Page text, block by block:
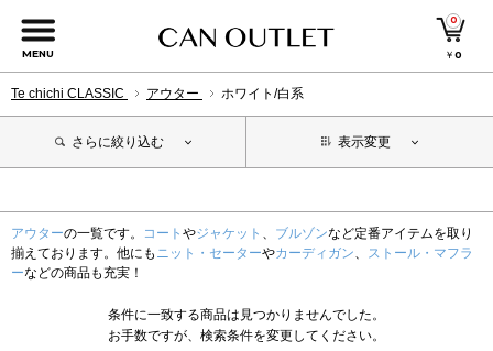
MENU
0
￥0
Te chichi CLASSIC アウター ホワイト/白系
さらに絞り込む 表示変更
アウターの一覧です。 コート やジャケット 、 ブルゾンなど定番アイテムを取り
揃えております。他にも ニット・セーターやカーディガン、 ストール・マフラ
ーなどの商品も充実！
条件に一致する商品は見つかりませんでした。
お手数ですが、検索条件を変更してください。